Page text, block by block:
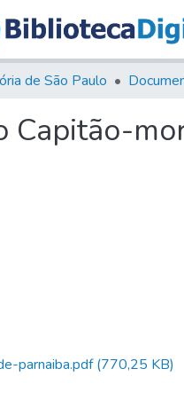
de São Paulo
Capitão-
parnaiba.pdf(770,25 KB)